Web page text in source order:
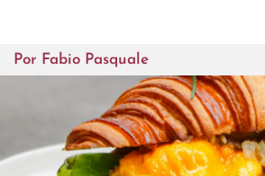
Por Fabio Pasquale